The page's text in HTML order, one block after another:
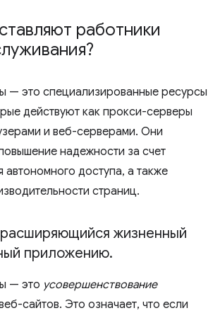
работники
— это специализированные ресурсы
действуют как прокси-серверы
и веб-серверами. Они
надежности за счет
автономного доступа, а также
страниц.
жизненный
приложению.
— это усовершенствование
сайтов. Это означает, что если